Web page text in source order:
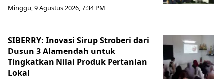
Minggu, 9 Agustus 2026, 7:34 PM
SIBERRY: Inovasi Sirup Stroberi dari
Dusun 3 Alamendah untuk
Tingkatkan Nilai Produk Pertanian
Lokal